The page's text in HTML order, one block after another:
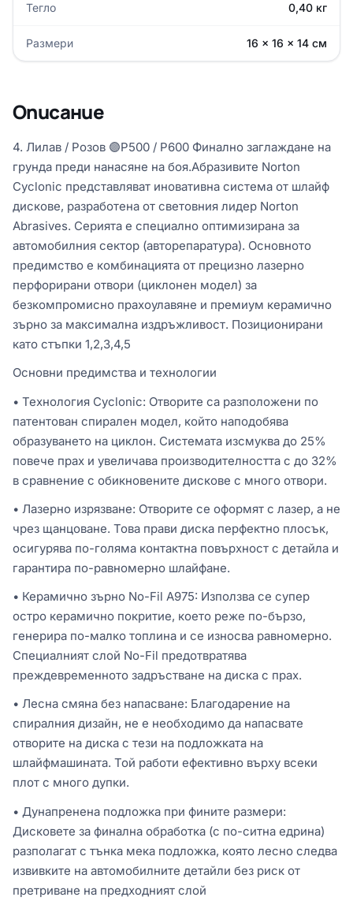
Тегло 0,40 кг
Размери 16 × 16 × 14 см
Описание
4. Лилав / Розов 🟣P500 / P600 Финално заглаждане на
грунда преди нанасяне на боя.Абразивите Norton
Cyclonic представляват иновативна система от шлайф
дискове, разработена от световния лидер Norton
Abrasives. Серията е специално оптимизирана за
автомобилния сектор (авторепаратура). Основното
предимство е комбинацията от прецизно лазерно
перфорирани отвори (циклонен модел) за
безкомпромисно прахоулавяне и премиум керамично
зърно за максимална издръжливост. Позиционирани
като стъпки 1,2,3,4,5
Основни предимства и технологии
• Технология Cyclonic: Отворите са разположени по
патентован спирален модел, който наподобява
образуването на циклон. Системата изсмуква до 25%
повече прах и увеличава производителността с до 32%
в сравнение с обикновените дискове с много отвори.
• Лазерно изрязване: Отворите се оформят с лазер, а не
чрез щанцоване. Това прави диска перфектно плосък,
осигурява по-голяма контактна повърхност с детайла и
гарантира по-равномерно шлайфане.
• Керамично зърно No-Fil A975: Използва се супер
остро керамично покритие, което реже по-бързо,
генерира по-малко топлина и се износва равномерно.
Специалният слой No-Fil предотвратява
преждевременното задръстване на диска с прах.
• Лесна смяна без напасване: Благодарение на
спиралния дизайн, не е необходимо да напасвате
отворите на диска с тези на подложката на
шлайфмашината. Той работи ефективно върху всеки
плот с много дупки.
• Дунапренена подложка при фините размери:
Дисковете за финална обработка (с по-ситна едрина)
разполагат с тънка мека подложка, която лесно следва
извивките на автомобилните детайли без риск от
претриване на предходният слой